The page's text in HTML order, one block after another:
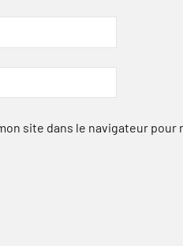
site dans le navigateur pour